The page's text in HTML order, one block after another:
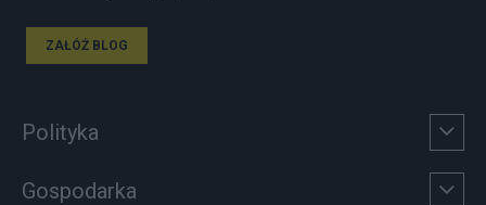
ZAŁÓŻ BLOG
Polityka
Gospodarka